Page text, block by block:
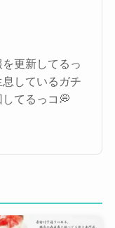
更新してるっ
しているガチ
てるっコ💭